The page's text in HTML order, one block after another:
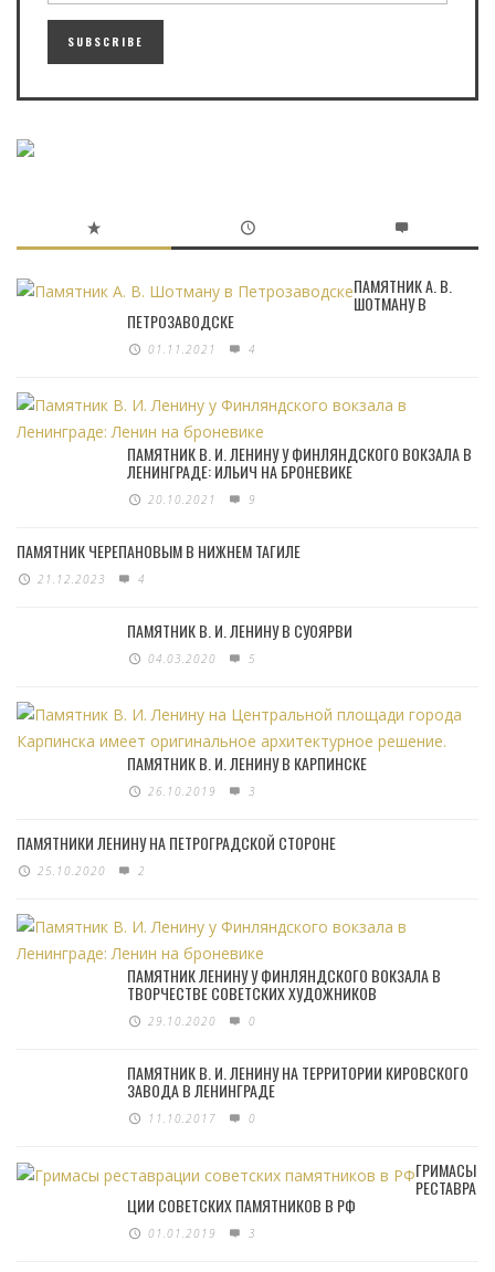
ПАМЯТНИК А. В.
ШОТМАНУ В
ПЕТРОЗАВОДСКЕ
01.11.2021 4
ПАМЯТНИК В. И. ЛЕНИНУ У ФИНЛЯНДСКОГО ВОКЗАЛА В
ЛЕНИНГРАДЕ: ИЛЬИЧ НА БРОНЕВИКЕ
20.10.2021 9
ПАМЯТНИК ЧЕРЕПАНОВЫМ В НИЖНЕМ ТАГИЛЕ
21.12.2023 4
ПАМЯТНИК В. И. ЛЕНИНУ В СУОЯРВИ
04.03.2020 5
ПАМЯТНИК В. И. ЛЕНИНУ В КАРПИНСКЕ
26.10.2019 3
ПАМЯТНИКИ ЛЕНИНУ НА ПЕТРОГРАДСКОЙ СТОРОНЕ
25.10.2020 2
ПАМЯТНИК ЛЕНИНУ У ФИНЛЯНДСКОГО ВОКЗАЛА В
ТВОРЧЕСТВЕ СОВЕТСКИХ ХУДОЖНИКОВ
29.10.2020 0
ПАМЯТНИК В. И. ЛЕНИНУ НА ТЕРРИТОРИИ КИРОВСКОГО
ЗАВОДА В ЛЕНИНГРАДЕ
11.10.2017 0
ГРИМАСЫ
РЕСТАВРА
ЦИИ СОВЕТСКИХ ПАМЯТНИКОВ В РФ
01.01.2019 3